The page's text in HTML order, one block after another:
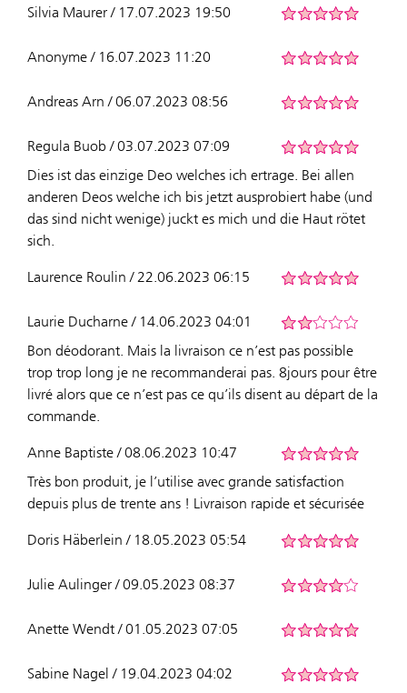
Silvia Maurer / 17.07.2023 19:50
Anonyme / 16.07.2023 11:20
Andreas Arn / 06.07.2023 08:56
Regula Buob / 03.07.2023 07:09
Dies ist das einzige Deo welches ich ertrage. Bei allen
anderen Deos welche ich bis jetzt ausprobiert habe (und
das sind nicht wenige) juckt es mich und die Haut rötet
sich.
Laurence Roulin / 22.06.2023 06:15
Laurie Ducharne / 14.06.2023 04:01
Bon déodorant. Mais la livraison ce n’est pas possible
trop trop long je ne recommanderai pas. 8jours pour être
livré alors que ce n’est pas ce qu’ils disent au départ de la
commande.
Anne Baptiste / 08.06.2023 10:47
Très bon produit, je l’utilise avec grande satisfaction
depuis plus de trente ans ! Livraison rapide et sécurisée
Doris Häberlein / 18.05.2023 05:54
Julie Aulinger / 09.05.2023 08:37
Anette Wendt / 01.05.2023 07:05
Sabine Nagel / 19.04.2023 04:02